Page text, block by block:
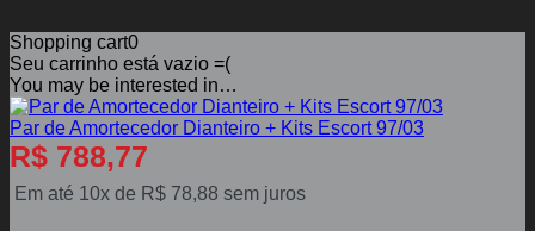
Shopping cart0
Seu carrinho está vazio =(
You may be interested in…
Par de Amortecedor Dianteiro + Kits Escort 97/03
R$ 788,77
Em até 10x de R$ 78,88 sem juros